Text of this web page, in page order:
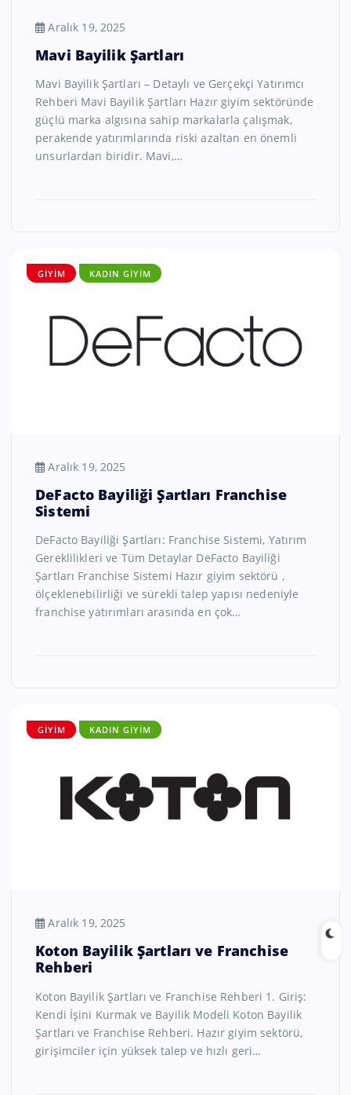
Aralık 19, 2025
Mavi Bayilik Şartları
Mavi Bayilik Şartları – Detaylı ve Gerçekçi Yatırımcı
Rehberi Mavi Bayilik Şartları Hazır giyim sektöründe
güçlü marka algısına sahip markalarla çalışmak,
perakende yatırımlarında riski azaltan en önemli
unsurlardan biridir. Mavi,…
GIYIM KADIN GIYIM
Aralık 19, 2025
DeFacto Bayiliği Şartları Franchise
Sistemi
DeFacto Bayiliği Şartları: Franchise Sistemi, Yatırım
Gereklilikleri ve Tüm Detaylar DeFacto Bayiliği
Şartları Franchise Sistemi Hazır giyim sektörü ,
ölçeklenebilirliği ve sürekli talep yapısı nedeniyle
franchise yatırımları arasında en çok…
GIYIM KADIN GIYIM
Aralık 19, 2025
Koton Bayilik Şartları ve Franchise
Rehberi
Koton Bayilik Şartları ve Franchise Rehberi 1. Giriş:
Kendi İşini Kurmak ve Bayilik Modeli Koton Bayilik
Şartları ve Franchise Rehberi. Hazır giyim sektörü,
girişimciler için yüksek talep ve hızlı geri…